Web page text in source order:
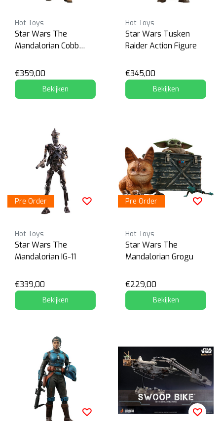
Hot Toys
Star Wars The
Mandalorian Cobb
€359,00
Bekijken
Hot Toys
Star Wars Tusken
Raider Action Figure
€345,00
Bekijken
Pre Order
Hot Toys
Star Wars The
Mandalorian IG-11
€339,00
Bekijken
Pre Order
Hot Toys
Star Wars The
Mandalorian Grogu
€229,00
Bekijken